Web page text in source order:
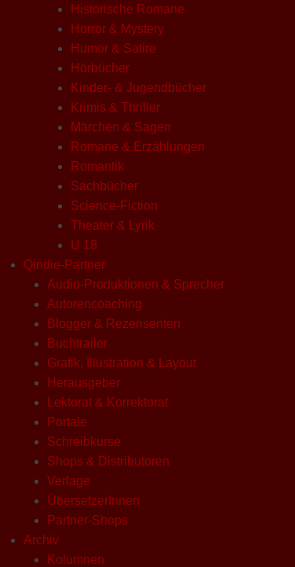
Historische Romane
Horror & Mystery
Humor & Satire
Hörbücher
Kinder- & Jugendbücher
Krimis & Thriller
Märchen & Sagen
Romane & Erzählungen
Romantik
Sachbücher
Science-Fiction
Theater & Lyrik
U 18
Qindie-Partner
Audio-Produktionen & Sprecher
Autorencoaching
Blogger & Rezensenten
Buchtrailer
Grafik, Illustration & Layout
Herausgeber
Lektorat & Korrektorat
Portale
Schreibkurse
Shops & Distributoren
Verlage
ÜbersetzerInnen
Partner-Shops
Archiv
Kolumnen